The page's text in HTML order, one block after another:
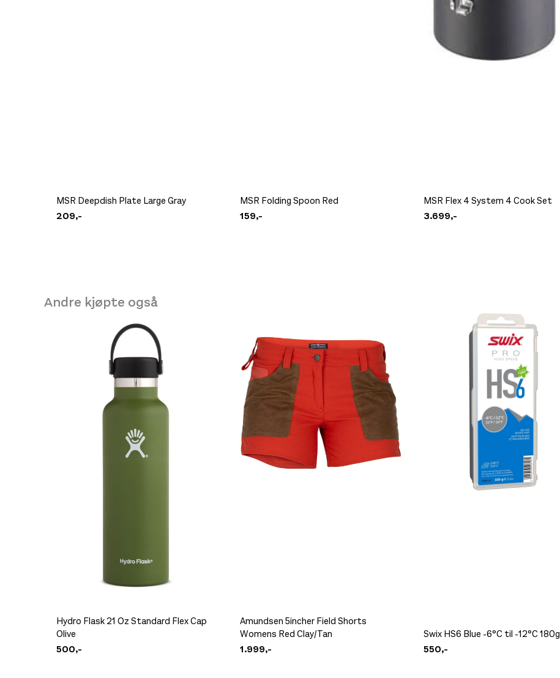
MSR Deepdish Plate Large Gray
209,-
MSR Folding Spoon Red
159,-
MSR Flex 4 System 4 Cook Set
3.699,-
Andre kjøpte også
Hydro Flask 21 Oz Standard Flex Cap
Olive
500,-
Amundsen 5incher Field Shorts
Womens Red Clay/Tan
1.999,-
Swix HS6 Blue -6°C til -12°C 180g
550,-